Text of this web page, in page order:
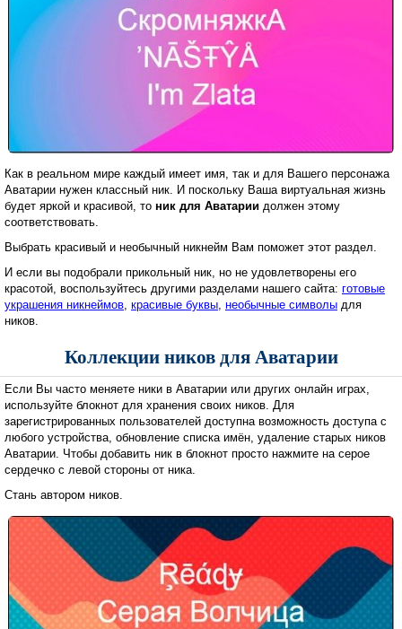
Как в реальном мире каждый имеет имя, так и для Вашего персонажа
Аватарии нужен классный ник. И поскольку Ваша виртуальная жизнь
будет яркой и красивой, то ник для Аватарии должен этому
соответствовать.
Выбрать красивый и необычный никнейм Вам поможет этот раздел.
И если вы подобрали прикольный ник, но не удовлетворены его
красотой, воспользуйтесь другими разделами нашего сайта: готовые
украшения никнеймов, красивые буквы, необычные символы для
ников.
Коллекции ников для Аватарии
Если Вы часто меняете ники в Аватарии или других онлайн играх,
используйте блокнот для хранения своих ников. Для
зарегистрированных пользователей доступна возможность доступа с
любого устройства, обновление списка имён, удаление старых ников
Аватарии. Чтобы добавить ник в блокнот просто нажмите на серое
сердечко с левой стороны от ника.
Стань автором ников.